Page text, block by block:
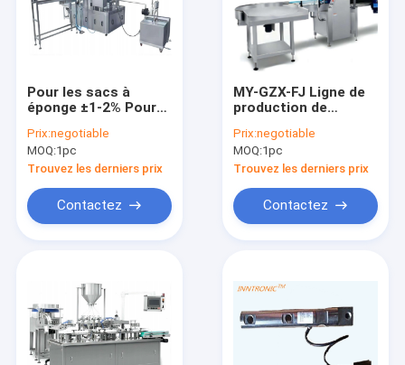
Pour les sacs à
éponge ±1-2% Pour
220V/5KW
Prix:negotiable
MOQ:1pc
Trouvez les derniers prix
Contactez
MY-GZX-FJ Ligne de
production de
automatique de
poudre de bonne
qualité pour poudre
de café 15-45
boîtes/minute 8-
13KW
Prix:negotiable
MOQ:1pc
Trouvez les derniers prix
Contactez